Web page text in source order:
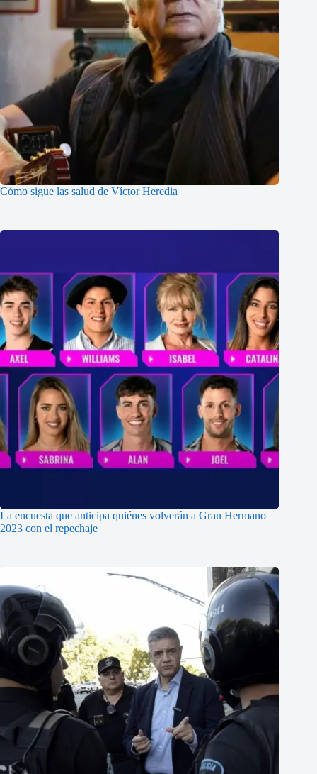
Cómo sigue las salud de Víctor Heredia
La encuesta que anticipa quiénes volverán a Gran Hermano
2023 con el repechaje